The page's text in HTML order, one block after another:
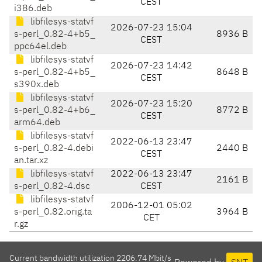
i386.deb
CEST
libfilesys-statvf
s-perl_0.82-4+b5_
ppc64el.deb
2026-07-23 15:04
CEST
8936 B
libfilesys-statvf
s-perl_0.82-4+b5_
s390x.deb
2026-07-23 14:42
CEST
8648 B
libfilesys-statvf
s-perl_0.82-4+b6_
arm64.deb
2026-07-23 15:20
CEST
8772 B
libfilesys-statvf
s-perl_0.82-4.debi
an.tar.xz
2022-06-13 23:47
CEST
2440 B
libfilesys-statvf
s-perl_0.82-4.dsc
2022-06-13 23:47
CEST
2161 B
libfilesys-statvf
s-perl_0.82.orig.ta
r.gz
2006-12-01 05:02
CET
3964 B
Current bandwidth utilization 2206.74 Mbit/s